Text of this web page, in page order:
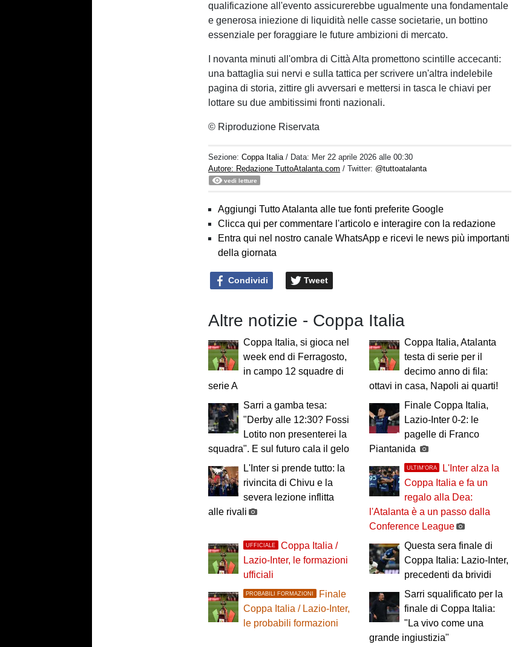
qualificazione all'evento assicurerebbe ugualmente una fondamentale
e generosa iniezione di liquidità nelle casse societarie, un bottino
essenziale per foraggiare le future ambizioni di mercato.
I novanta minuti all'ombra di Città Alta promettono scintille accecanti:
una battaglia sui nervi e sulla tattica per scrivere un'altra indelebile
pagina di storia, zittire gli avversari e mettersi in tasca le chiavi per
lottare su due ambitissimi fronti nazionali.
© Riproduzione Riservata
Sezione:Coppa Italia / Data: Mer 22 aprile 2026 alle 00:30
Autore: Redazione TuttoAtalanta.com / Twitter: @tuttoatalanta
vedi letture
Aggiungi Tutto Atalanta alle tue fonti preferite Google
Clicca qui per commentare l'articolo e interagire con la redazione
Entra qui nel nostro canale WhatsApp e ricevi le news più importanti
della giornata
Condividi Tweet
Altre notizie - Coppa Italia
Coppa Italia, si gioca nel
week end di Ferragosto,
in campo 12 squadre di
serie A
Coppa Italia, Atalanta
testa di serie per il
decimo anno di fila:
ottavi in casa, Napoli ai quarti!
Sarri a gamba tesa:
"Derby alle 12:30? Fossi
Lotito non presenterei la
squadra". E sul futuro cala il gelo
Finale Coppa Italia,
Lazio-Inter 0-2: le
pagelle di Franco
Piantanida
L'Inter si prende tutto: la
rivincita di Chivu e la
severa lezione inflitta
alle rivali
ULTIM'ORA
L'Inter alza la
Coppa Italia e fa un
regalo alla Dea:
l'Atalanta è a un passo dalla
Conference League
UFFICIALE
Coppa Italia /
Lazio-Inter, le formazioni
ufficiali
Questa sera finale di
Coppa Italia: Lazio-Inter,
precedenti da brividi
PROBABILI FORMAZIONI
Finale
Coppa Italia / Lazio-Inter,
le probabili formazioni
Sarri squalificato per la
finale di Coppa Italia:
"La vivo come una
grande ingiustizia"